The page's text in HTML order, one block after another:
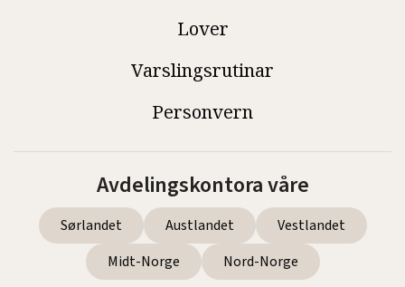
Lover
Varslingsrutinar
Personvern
Avdelingskontora våre
Sørlandet Austlandet
Vestlandet
Midt-Norge
Nord-Norge